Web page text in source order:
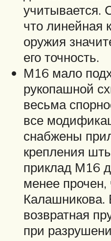
учитывается.
что линейная
оружия
его точность.
М16 мало
рукопашной
весьма
все
снабжены
крепления
приклад М16
менее
Калашникова.
возвратная
при